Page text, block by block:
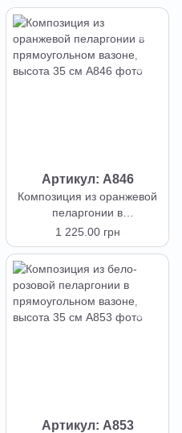
Артикул: А846
Композиция из оранжевой
пеларгонии в
прямоугольном вазоне,
высота 35 см
1 225.00 грн
Артикул: А853